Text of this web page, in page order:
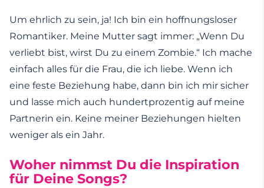
Um ehrlich zu sein, ja! Ich bin ein hoffnungsloser
Romantiker. Meine Mutter sagt immer: „Wenn Du
verliebt bist, wirst Du zu einem Zombie.“ Ich mache
einfach alles für die Frau, die ich liebe. Wenn ich
eine feste Beziehung habe, dann bin ich mir sicher
und lasse mich auch hundertprozentig auf meine
Partnerin ein. Keine meiner Beziehungen hielten
weniger als ein Jahr.
Woher nimmst Du die Inspiration
für Deine Songs?